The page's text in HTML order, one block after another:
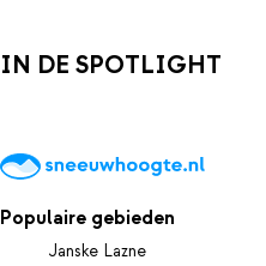
IN DE SPOTLIGHT
Populaire gebieden
Janske Lazne